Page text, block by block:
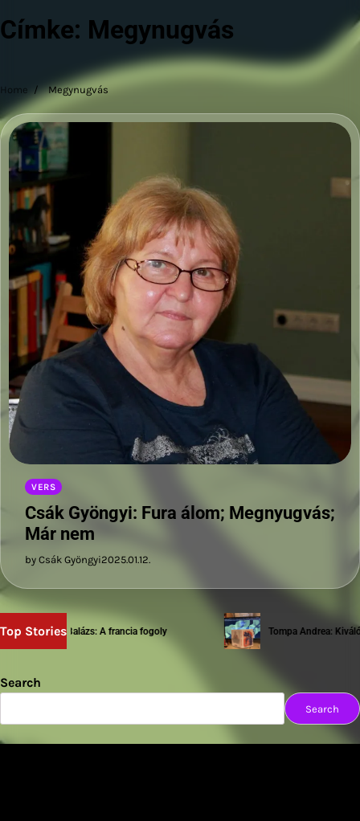
Címke: Megynugvás
Home Megynugvás
VERS
Csák Gyöngyi: Fura álom; Megnyugvás;
Már nem
by Csák Gyöngyi2025.01.12.
Top Stories
Sziwery Balázs: A francia fogoly Tompa Andrea: Kiváló
Search
Search